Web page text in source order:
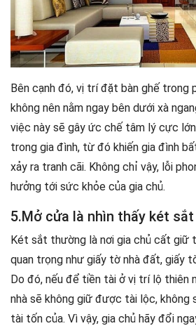
Bên cạnh đó, vị trí đặt bàn ghế trong
không nên nằm ngay bên dưới xà
việc này sẽ gây ức chế tâm lý cực
trong gia đình, từ đó khiến gia đình
xảy ra tranh cãi. Không chỉ vậy, lỗi
hưởng tới sức khỏe của gia chủ.
5.Mở cửa là nhìn thấy két sắt
Két sắt thường là nơi gia chủ cất giữ
quan trọng như giấy tờ nhà đất, giấy
Do đó, nếu để tiền tài ở vị trí lộ thiên
nhà sẽ không giữ được tài lộc, không
tài tốn của. Vì vậy, gia chủ hãy đổi